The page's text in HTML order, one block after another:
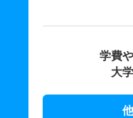
学費
大